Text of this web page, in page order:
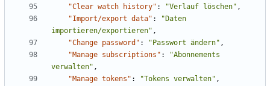
"Clear watch history" : "Verlauf löschen" ,
"Import/export data" :
"Daten
importieren/exportieren" ,
"Change password" : "Passwort ändern" ,
"Manage subscriptions" :
"Abonnements
verwalten" ,
"Manage tokens" : "Tokens verwalten" ,